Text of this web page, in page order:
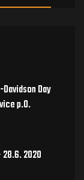
Day
p.O.
2020